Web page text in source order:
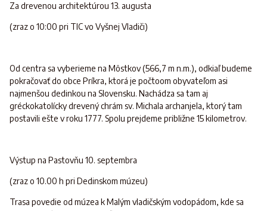
Za drevenou architektúrou 13. augusta
(zraz o 10:00 pri TIC vo Vyšnej Vladiči)
Od centra sa vyberieme na Môstkov (566,7 m n.m.), odkiaľ budeme
pokračovať do obce Príkra, ktorá je počtoom obyvateľom asi
najmenšou dedinkou na Slovensku. Nachádza sa tam aj
gréckokatolícky drevený chrám sv. Michala archanjela, ktorý tam
postavili ešte v roku 1777. Spolu prejdeme približne 15 kilometrov.
Výstup na Pastovňu 10. septembra
(zraz o 10.00 h pri Dedinskom múzeu)
Trasa povedie od múzea k Malým vladičským vodopádom, kde sa